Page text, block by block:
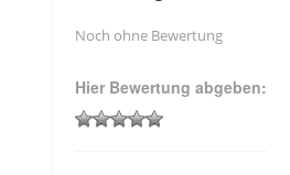
Noch ohne Bewertung
Hier Bewertung abgeben: